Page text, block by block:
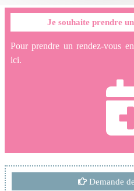
Je souhaite prendre
Pour prendre un rendez-vous
ici.
Demande